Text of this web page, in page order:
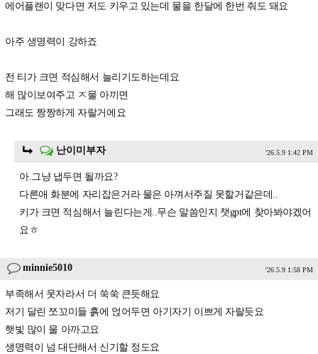
에어플랜이 맞다면 저도 키우고 있는데 물을 한달에 한번 줘도 돼요
아주 생명력이 강하죠
전 티가 크면 적심해서 늘리기도하는데요
해 많이보여주고 ㅈ물 아끼면
그래도 짱짱하게 자랄거에요
난이미부자 '26.5.9 1:42 PM
아.그냥 냅두면 될까요?
다른애 화분에 자리잡은거라 물은 아껴서주질 못할거같은데..
키가 크면 적심해서 늘린다는게..무슨 말씀인지 챗gpt에 찾아봐야겠어
요ㅎ
minnie5010 '26.5.9 1:58 PM
부족해서 웃자라서 더 쑥쑥 큰듯해요
저기 달린 쪼꼬미들 흙에 얹어두면 아기자기 이쁘게 자랄듯요
햇빛 많이 물 아까고요
생명력이 넘 대단해서 신기할 정도요